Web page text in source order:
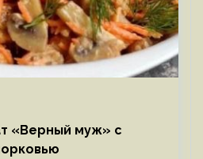
«Верный муж» с